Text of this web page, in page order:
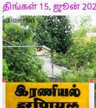
திங்கள் 15, ஜூன் 2026